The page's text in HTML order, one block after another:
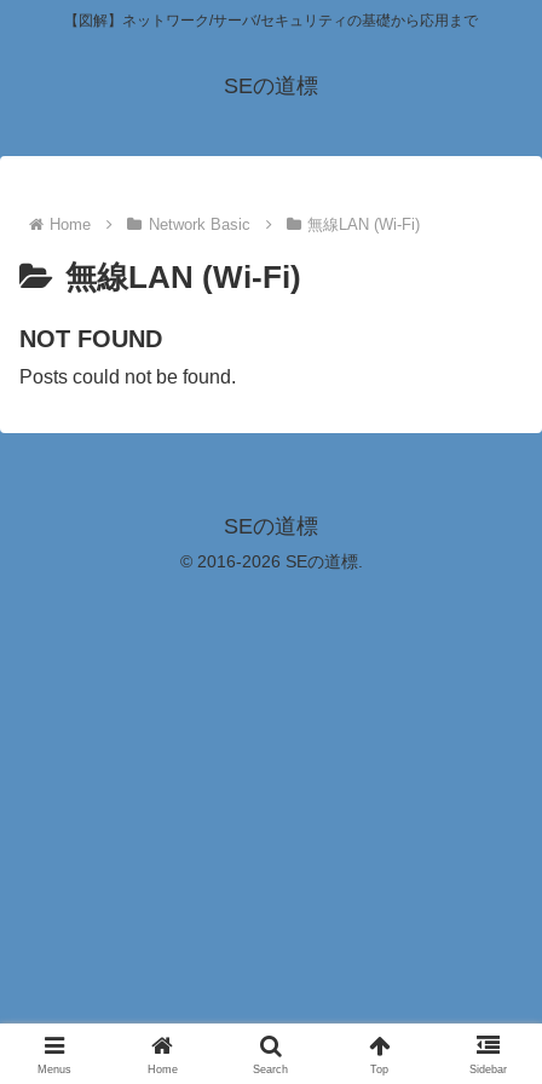
【図解】ネットワーク/サーバ/セキュリティの基礎から応用まで
SEの道標
Home Network Basic 無線LAN (Wi-Fi)
無線LAN (Wi-Fi)
NOT FOUND
Posts could not be found.
SEの道標
© 2016-2026 SEの道標.
Menus Home Search Top Sidebar